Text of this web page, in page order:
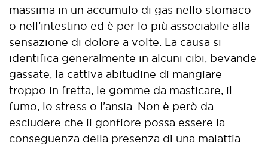
massima in un accumulo di gas nello stomaco
o nell’intestino ed è per lo più associabile alla
sensazione di dolore a volte. La causa si
identifica generalmente in alcuni cibi, bevande
gassate, la cattiva abitudine di mangiare
troppo in fretta, le gomme da masticare, il
fumo, lo stress o l’ansia. Non è però da
escludere che il gonfiore possa essere la
conseguenza della presenza di una malattia